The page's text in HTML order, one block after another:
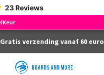
23 Reviews
Gratis verzending vanaf 60 euro